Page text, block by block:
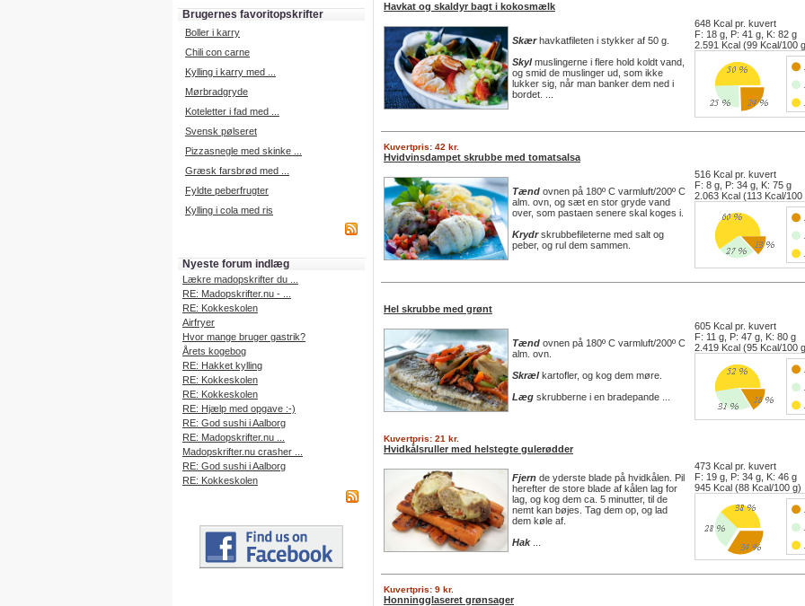
Brugernes favoritopskrifter
Boller i karry
Chili con carne
Kylling i karry med ...
Mørbradgryde
Koteletter i fad med ...
Svensk pølseret
Pizzasnegle med skinke ...
Græsk farsbrød med ...
Fyldte peberfrugter
Kylling i cola med ris
Nyeste forum indlæg
Lækre madopskrifter du ...
RE: Madopskrifter.nu - ...
RE: Kokkeskolen
Airfryer
Hvor mange bruger gastrik?
Årets kogebog
RE: Hakket kylling
RE: Kokkeskolen
RE: Kokkeskolen
RE: Hjælp med opgave :-)
RE: God sushi i Aalborg
RE: Madopskrifter.nu ...
Madopskrifter.nu crasher ...
RE: God sushi i Aalborg
RE: Kokkeskolen
Havkat og skaldyr bagt i kokosmælk
Skærhavkatfileten i stykker af 50 g.
Skylmuslingerne i flere hold koldt vand,
og smid de muslinger ud, som ikke
lukker sig, når man banker dem ned i
bordet. ...
648 Kcal pr. kuvert
F: 18 g, P: 41 g, K: 82 g
2.591 Kcal (99 Kcal/100
Kuvertpris: 42 kr.
Hvidvinsdampet skrubbe med tomatsalsa
Tænd ovnen på 180º C varmluft/200º C
alm. ovn, og sæt en stor gryde vand
over, som pastaen senere skal koges i.
Krydrskrubbefileterne med salt og
peber, og rul dem sammen.
516 Kcal pr. kuvert
F: 8 g, P: 34 g, K: 75 g
2.063 Kcal (113 Kcal/100
Hel skrubbe med grønt
Tænd ovnen på 180º C varmluft/200º C
alm. ovn.
Skrælkartofler, og kog dem møre.
Læg skrubberne i en bradepande ...
605 Kcal pr. kuvert
F: 11 g, P: 47 g, K: 80 g
2.419 Kcal (95 Kcal/100
Kuvertpris: 21 kr.
Hvidkålsruller med helstegte gulerødder
Fjern de yderste blade på hvidkålen. Pil
herefter de store blade af kålen lag for
lag, og kog dem ca. 5 minutter, til de
nemt kan bøjes. Tag dem op, og lad
dem køle af.
Hak...
473 Kcal pr. kuvert
F: 19 g, P: 34 g, K: 46 g
945 Kcal (88 Kcal/100 g)
Kuvertpris: 9 kr.
Honningglaseret grønsager